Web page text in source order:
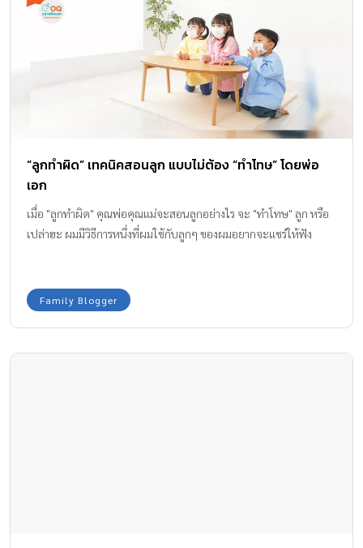
“ลูกทำผิด” เทคนิคสอนลูก แบบไม่ต้อง “ทำโทษ” โดยพ่อ
เอก
เมื่อ "ลูกทำผิด" คุณพ่อคุณแม่จะสอนลูกอย่างไร จะ "ทำโทษ" ลูก หรือ
เปล่าฮะ ผมมีวิธีการหนึ่งที่ผมใช้กับลูกๆ ของผมอยากจะแชร์ให้ฟัง
Family Blogger